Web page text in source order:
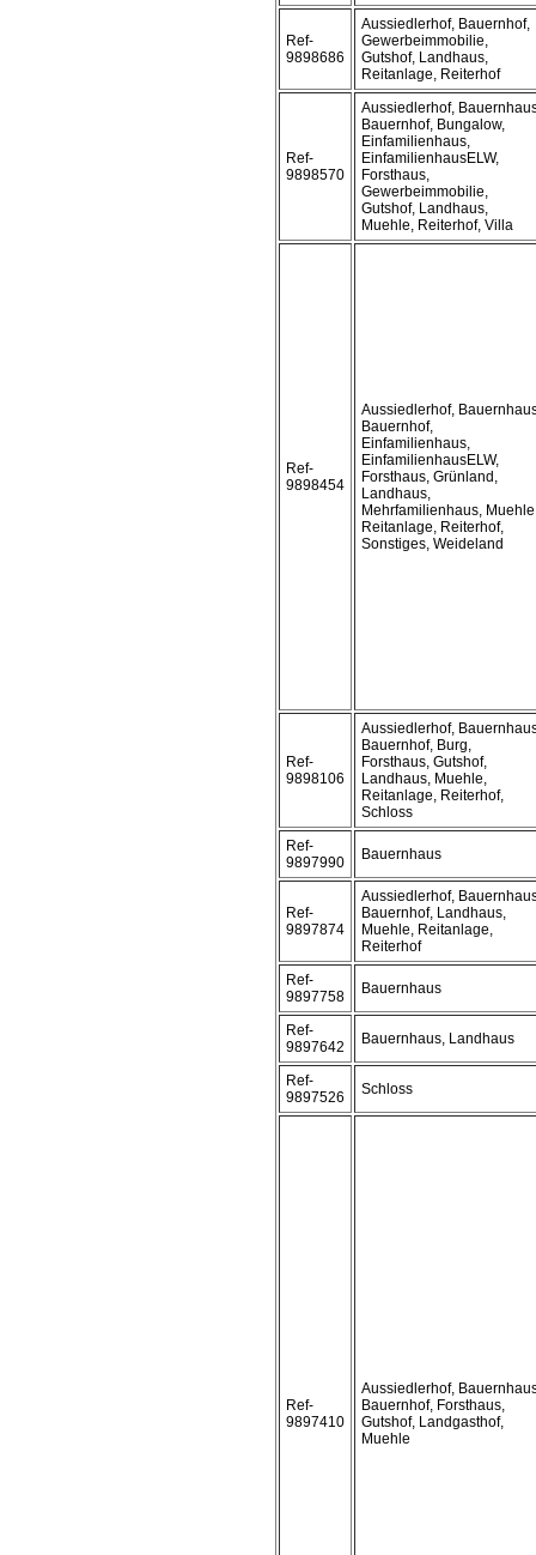
Ref-
9898686
Aussiedlerhof, Bauernhof,
Gewerbeimmobilie,
Gutshof, Landhaus,
Reitanlage, Reiterhof
Ref-
9898570
Aussiedlerhof,
Bauernhof, Bungalow,
Einfamilienhaus,
EinfamilienhausELW,
Forsthaus,
Gewerbeimmobilie,
Gutshof, Landhaus,
Muehle, Reiterhof, Villa
Ref-
9898454
Aussiedlerhof,
Bauernhof,
Einfamilienhaus,
EinfamilienhausELW,
Forsthaus, Grünland,
Landhaus,
Mehrfamilienhaus,
Reitanlage, Reiterhof,
Sonstiges, Weideland
Ref-
9898106
Aussiedlerhof,
Bauernhof, Burg,
Forsthaus, Gutshof,
Landhaus, Muehle,
Reitanlage, Reiterhof,
Schloss
Ref-
9897990
Bauernhaus
Ref-
9897874
Aussiedlerhof,
Bauernhof, Landhaus,
Muehle, Reitanlage,
Reiterhof
Ref-
9897758
Bauernhaus
Ref-
9897642
Bauernhaus, Landhaus
Ref-
9897526
Schloss
Ref-
9897410
Aussiedlerhof,
Bauernhof, Forsthaus,
Gutshof, Landgasthof,
Muehle